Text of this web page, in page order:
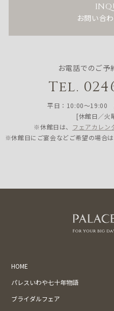
お問い合
お電話でのご予
Tel.
平日：10:00〜19:00
[休館日／火
※休館日は、 フェアカレン
※休館日にご宴会などご希望の場合
HOME
パレスいわや七十年物語
ブライダルフェア